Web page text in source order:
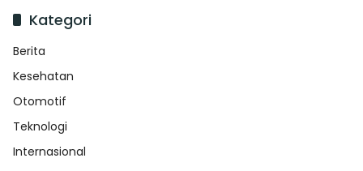
Kategori
Berita
Kesehatan
Otomotif
Teknologi
Internasional